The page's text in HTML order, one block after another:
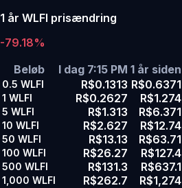
1 år WLFI prisændring
-79.18%
Beløb
I dag 7:15 PM 1 år siden
0.5 WLFI R$0.1313 R$0.6371
1 WLFI R$0.2627 R$1.274
5 WLFI R$1.313 R$6.371
10 WLFI R$2.627 R$12.74
50 WLFI R$13.13 R$63.71
100 WLFI R$26.27 R$127.4
500 WLFI R$131.3 R$637.1
1,000 WLFI R$262.7
R$1,274